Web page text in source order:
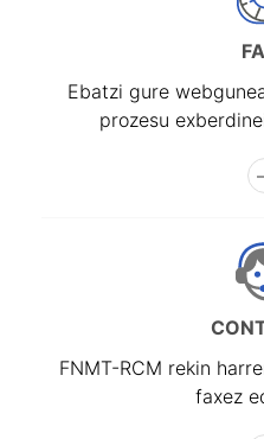
Ebatzi gure
prozesu
FNMT-RCM rekin
faxez